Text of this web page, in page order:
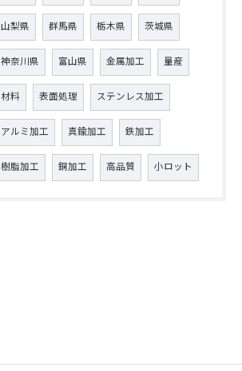
山梨県 群馬県 栃木県 茨城県
神奈川県 富山県 金属加工 量産
材料 表面処理 ステンレス加工
アルミ加工 真鍮加工 鉄加工
樹脂加工 銅加工 高品質 小ロット